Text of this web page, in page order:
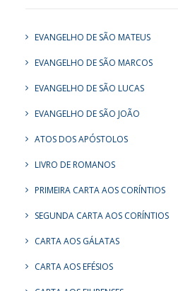
EVANGELHO DE SÃO MATEUS
EVANGELHO DE SÃO MARCOS
EVANGELHO DE SÃO LUCAS
EVANGELHO DE SÃO JOÃO
ATOS DOS APÓSTOLOS
LIVRO DE ROMANOS
PRIMEIRA CARTA AOS CORÍNTIOS
SEGUNDA CARTA AOS CORÍNTIOS
CARTA AOS GÁLATAS
CARTA AOS EFÉSIOS